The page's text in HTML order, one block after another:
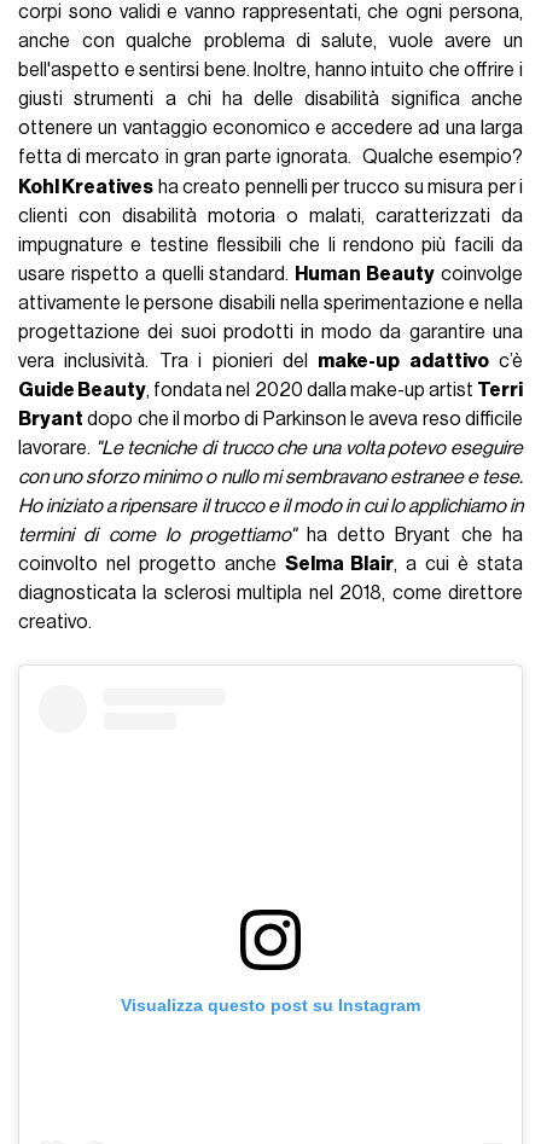
corpi sono validi e vanno rappresentati, che ogni persona,
anche con qualche problema di salute, vuole avere un
bell'aspetto e sentirsi bene. Inoltre, hanno intuito che offrire i
giusti strumenti a chi ha delle disabilità significa anche
ottenere un vantaggio economico e accedere ad una larga
fetta di mercato in gran parte ignorata.
Qualche esempio?
Kohl Kreatives ha creato pennelli per trucco su misura per i
clienti con disabilità motoria o malati, caratterizzati da
impugnature e testine flessibili che li rendono più facili da
usare rispetto a quelli standard. Human Beauty coinvolge
attivamente le persone disabili nella sperimentazione e nella
progettazione dei suoi prodotti in modo da garantire una
vera inclusività. Tra i pionieri del make-up adattivoc’è
Guide Beauty, fondata nel 2020 dalla make-up artist Terri
Bryant dopo che il morbo di Parkinson le aveva reso difficile
lavorare. "Le tecniche di trucco che una volta potevo eseguire
con uno sforzo minimo o nullo mi sembravano estranee e tese.
Ho iniziato a ripensare il trucco e il modo in cui lo applichiamo in
termini di come lo progettiamo"ha detto Bryant che ha
coinvolto nel progetto anche Selma Blair, a cui è stata
diagnosticata la sclerosi multipla nel 2018, come direttore
creativo.
Visualizza questo post su Instagram